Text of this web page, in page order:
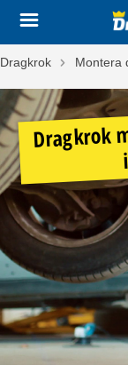
Dragkrok Montera
Dragkrok